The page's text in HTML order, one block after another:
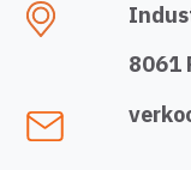
8061